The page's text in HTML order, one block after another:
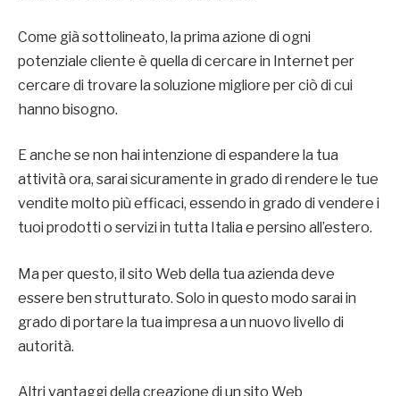
Come già sottolineato, la prima azione di ogni
potenziale cliente è quella di cercare in Internet per
cercare di trovare la soluzione migliore per ciò di cui
hanno bisogno.
E anche se non hai intenzione di espandere la tua
attività ora, sarai sicuramente in grado di rendere le tue
vendite molto più efficaci, essendo in grado di vendere i
tuoi prodotti o servizi in tutta Italia e persino all’estero.
Ma per questo, il sito Web della tua azienda deve
essere ben strutturato. Solo in questo modo sarai in
grado di portare la tua impresa a un nuovo livello di
autorità.
Altri vantaggi della creazione di un sito Web